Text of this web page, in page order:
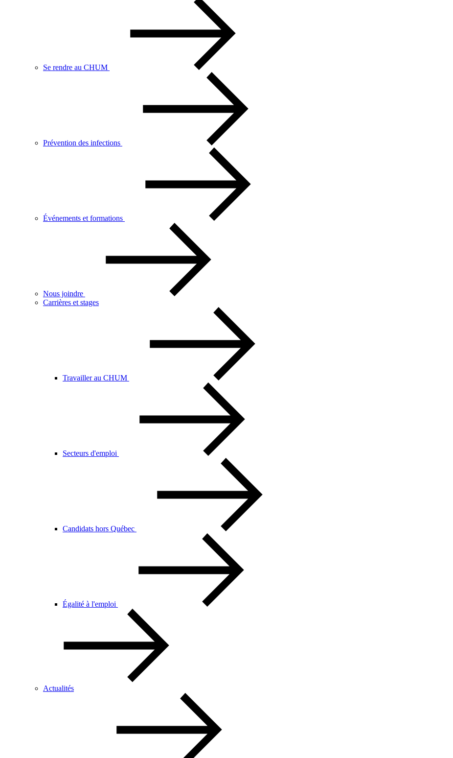
Se rendre au CHUM
Prévention des infections
Événements et formations
Nous joindre
Carrières et stages
Travailler au CHUM
Secteurs d'emploi
Candidats hors Québec
Égalité à l'emploi
Actualités